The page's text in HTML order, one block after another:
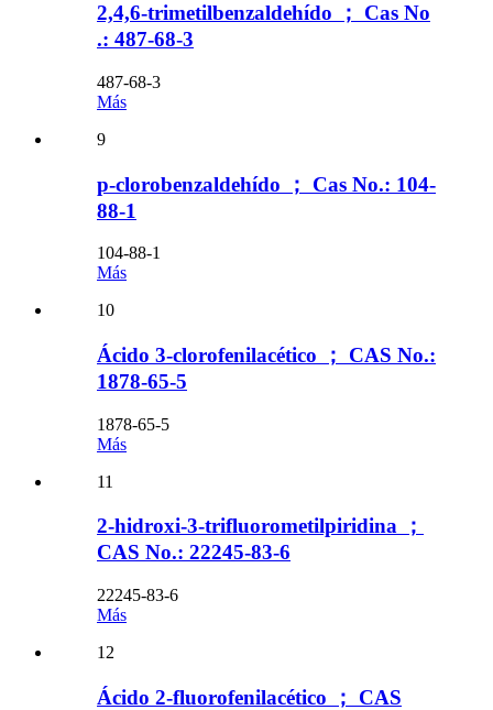
2,4,6-trimetilbenzaldehído ； Cas No
.: 487-68-3
487-68-3
Más
9
p-clorobenzaldehído ； Cas No.: 104-
88-1
104-88-1
Más
10
Ácido 3-clorofenilacético ； CAS No.:
1878-65-5
1878-65-5
Más
11
2-hidroxi-3-trifluorometilpiridina ；
CAS No.: 22245-83-6
22245-83-6
Más
12
Ácido 2-fluorofenilacético ； CAS